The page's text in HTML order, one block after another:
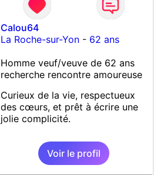
Calou64
La Roche-sur-Yon - 62 ans
Homme veuf/veuve de 62 ans
recherche rencontre amoureuse
Curieux de la vie, respectueux
des cœurs, et prêt à écrire une
jolie complicité.
Voir le profil